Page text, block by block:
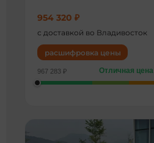
954 320 ₽
с доставкой во Владивосток
расшифровка цены
967 283 ₽ Отличная цена